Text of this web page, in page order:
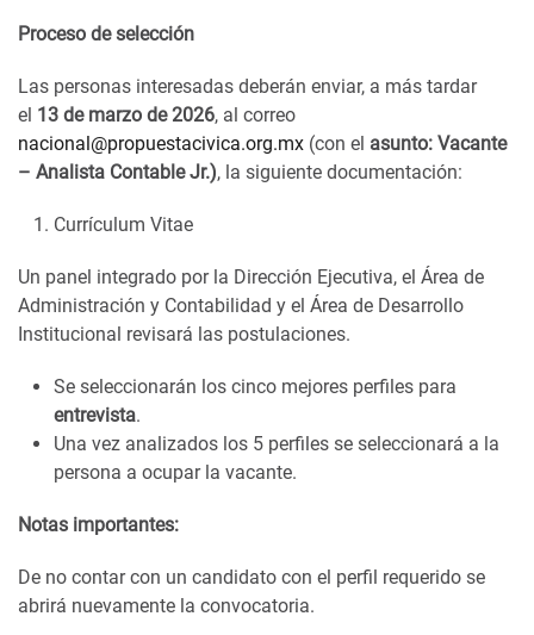
Proceso de selección
Las personas interesadas deberán enviar, a más tardar
el 13 de marzo de 2026, al correo
nacional@propuestacivica.org.mx (con el asunto: Vacante
– Analista Contable Jr.), la siguiente documentación:
Currículum Vitae
Un panel integrado por la Dirección Ejecutiva, el Área de
Administración y Contabilidad y el Área de Desarrollo
Institucional revisará las postulaciones.
Se seleccionarán los cinco mejores perfiles para
entrevista.
Una vez analizados los 5 perfiles se seleccionará a la
persona a ocupar la vacante.
Notas importantes:
De no contar con un candidato con el perfil requerido se
abrirá nuevamente la convocatoria.